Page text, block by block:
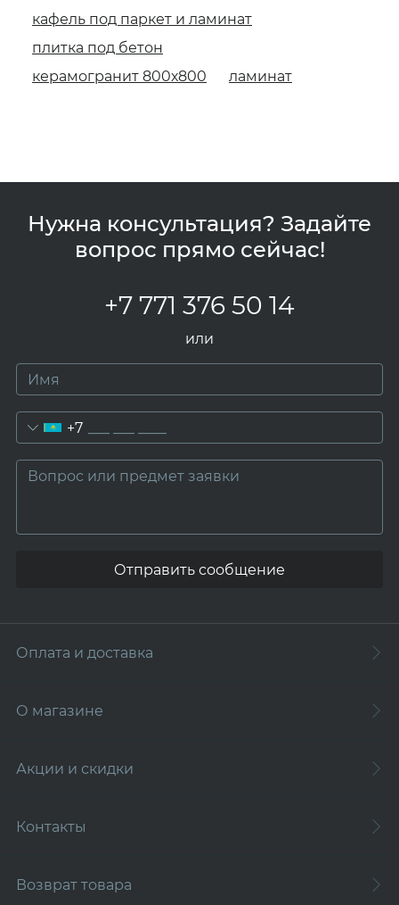
кафель под паркет и ламинат
плитка под бетон
керамогранит 800х800
ламинат
Нужна консультация? Задайте
вопрос прямо сейчас!
+7 771 376 50 14
или
+7
Отправить сообщение
Оплата и доставка
О магазине
Акции и скидки
Контакты
Возврат товара